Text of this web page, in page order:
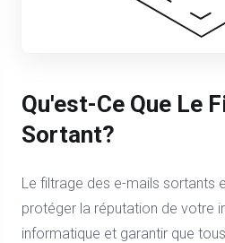
Qu'est-Ce Que Le
Sortant?
Le filtrage des e-mails sortants
protéger la réputation de votre
informatique et garantir que